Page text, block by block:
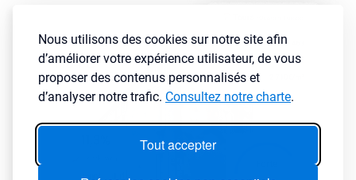
Nous utilisons des cookies sur notre site afin
d’améliorer votre expérience utilisateur, de vous
proposer des contenus personnalisés et
d’analyser notre trafic. Consultez notre charte.
Tout accepter